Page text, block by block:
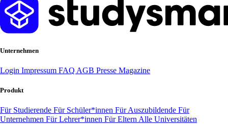
Unternehmen
Login Impressum FAQ AGB Presse Magazine
Produkt
Für Studierende Für Schüler*innen Für Auszubildende Für
Unternehmen Für Lehrer*innen Für Eltern Alle Universitäten